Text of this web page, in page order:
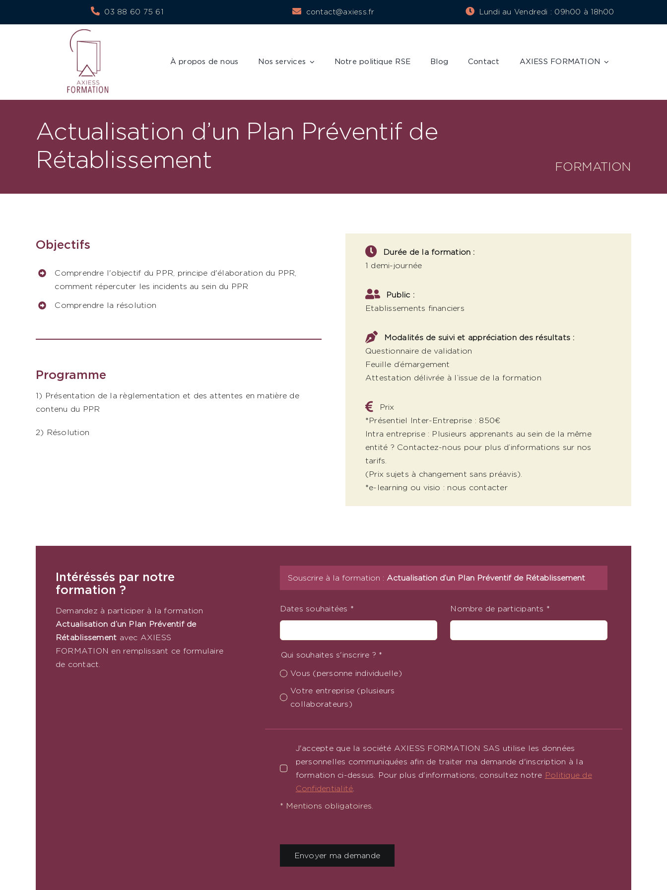
03 88 60 75 61 contact@axiess.fr Lundi au Vendredi : 09h00 à 18h00
À propos de nous Nos services Notre politique RSE Blog Contact AXIESS FORMATION
Actualisation d’un Plan Préventif de
Rétablissement
FORMATION
Objectifs
Comprendre l'objectif du PPR, principe d'élaboration du PPR,
comment répercuter les incidents au sein du PPR
Comprendre la résolution
Programme
1) Présentation de la règlementation et des attentes en matière de
contenu du PPR
2) Résolution
Durée de la formation :
1 demi-journée
Public :
Etablissements financiers
Modalités de suivi et appréciation des résultats :
Questionnaire de validation
Feuille d’émargement
Attestation délivrée à l’issue de la formation
Prix
*Présentiel Inter-Entreprise : 850€
Intra entreprise : Plusieurs apprenants au sein de la même
entité ? Contactez-nous pour plus d’informations sur nos
tarifs.
(Prix sujets à changement sans préavis).
*e-learning ou visio : nous contacter
Intéréssés par notre
formation ?
Demandez à participer à la formation
Actualisation d’un Plan Préventif de
Rétablissement avec AXIESS
FORMATION en remplissant ce formulaire
de contact.
Souscrire à la formation : Actualisation d’un Plan Préventif de Rétablissement
Dates souhaitées * Nombre de participants *
Qui souhaites s'inscrire ? *
Vous (personne individuelle)
Votre entreprise (plusieurs
collaborateurs)
J'accepte que la société AXIESS FORMATION SAS utilise les données
personnelles communiquées afin de traiter ma demande d'inscription à la
formation ci-dessus. Pour plus d'informations, consultez notre Politique de
Confidentialité.
* Mentions obligatoires.
Envoyer ma demande